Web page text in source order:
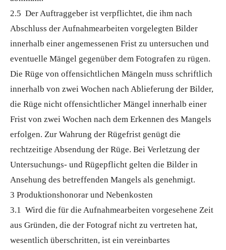
2.5 Der Auftraggeber ist verpflichtet, die ihm nach
Abschluss der Aufnahmearbeiten vorgelegten Bilder
innerhalb einer angemessenen Frist zu untersuchen und
eventuelle Mängel gegenüber dem Fotografen zu rügen.
Die Rüge von offensichtlichen Mängeln muss schriftlich
innerhalb von zwei Wochen nach Ablieferung der Bilder,
die Rüge nicht offensichtlicher Mängel innerhalb einer
Frist von zwei Wochen nach dem Erkennen des Mangels
erfolgen. Zur Wahrung der Rügefrist genügt die
rechtzeitige Absendung der Rüge. Bei Verletzung der
Untersuchungs- und Rügepflicht gelten die Bilder in
Ansehung des betreffenden Mangels als genehmigt.
3 Produktionshonorar und Nebenkosten
3.1 Wird die für die Aufnahmearbeiten vorgesehene Zeit
aus Gründen, die der Fotograf nicht zu vertreten hat,
wesentlich überschritten, ist ein vereinbartes